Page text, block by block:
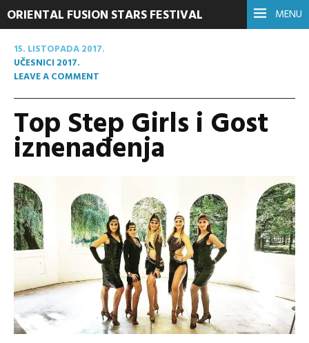
MENU
ORIENTAL FUSION STARS FESTIVAL
15. LISTOPADA 2017.
UČESNICI 2017.
LEAVE A COMMENT
Top Step Girls i Gost
iznenađenja